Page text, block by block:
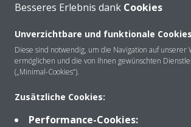
Über Daikin
Lösungen
Kontakt
Besseres Erlebnis dank Cookies
Unverzichtbare und funktionale
Diese sind notwendig, um die Navigation auf unserer
ermöglichen und die von Ihnen gewünschten
(„Minimal-Cookies“).
Zusätzliche Cookies:
Performance-Cookies: